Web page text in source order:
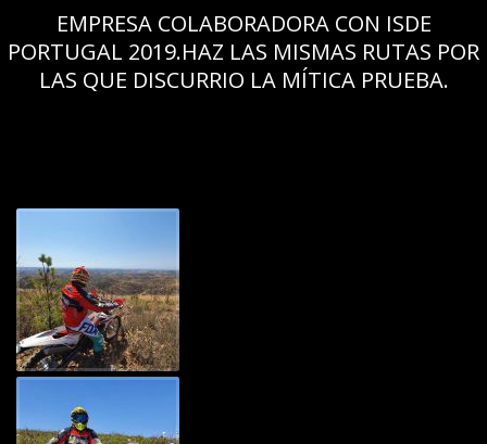
EMPRESA COLABORADORA CON ISDE
PORTUGAL 2019.HAZ LAS MISMAS RUTAS POR
LAS QUE DISCURRIO LA MÍTICA PRUEBA.